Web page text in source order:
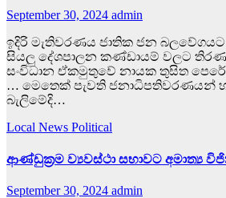
September 30, 2024 admin
ඉදිරි මැතිවරණය ජාතික ජන
සියලු දේශපාලන කණ්ඩායම් වලට
සංවිධාන ඒකමුතුවේ නායක තුසිත
… මෙතෙක් පැවති ජනාධිපතිවරණයන්
බැලිමේදි…
Local News Political
ආණ්ඩුක්‍රම ව්‍යවස්ථා සභාවට අමාත්‍ය
September 30, 2024 admin